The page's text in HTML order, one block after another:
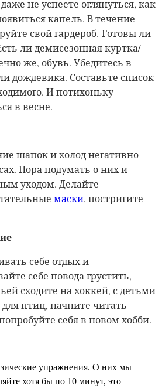
не успеете оглянуться, как
капель. В течение
свой гардероб. Готовы ли
ли демисезонная куртка/
же, обувь. Убедитесь в
дождевика. Составьте список
И потихоньку
в весне.
шапок и холод негативно
Пора подумать о них и
уходом. Делайте
маски, постригите
себе отдых и
себе повода грустить,
сходите на хоккей, с детьми
птиц, начните читать
себя в новом хобби.
упражнения. О них мы
хотя бы по 10 минут, это